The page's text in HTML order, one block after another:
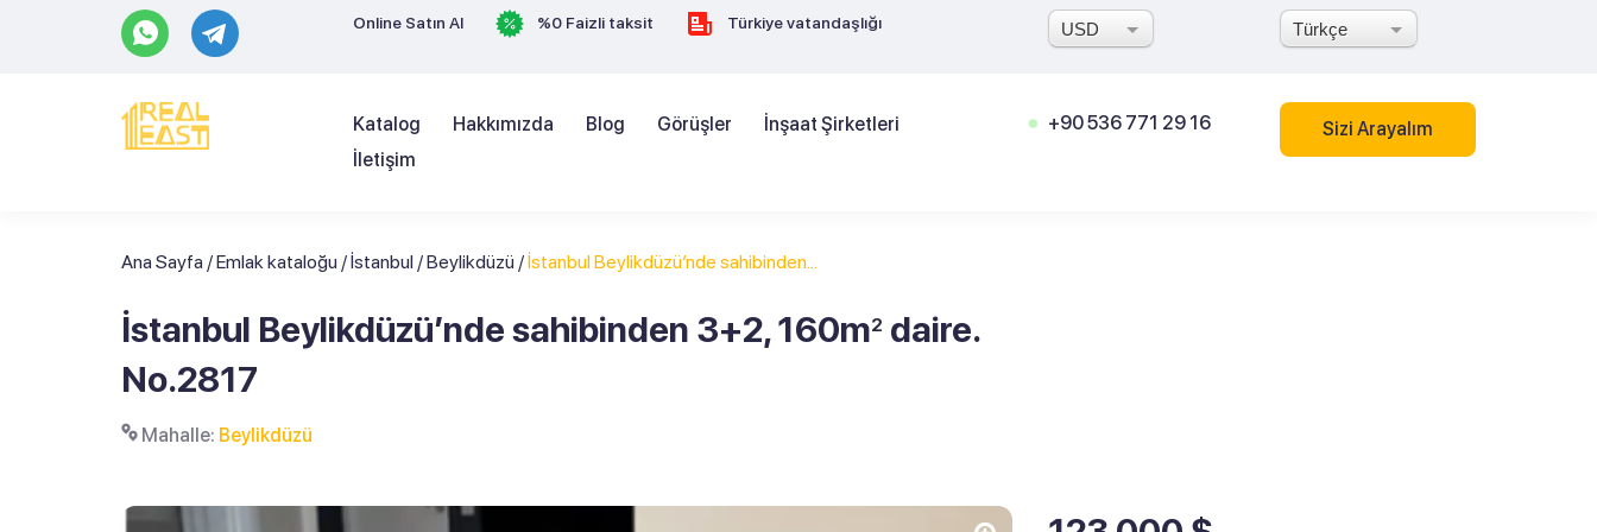
Online Satın Al %0 Faizli taksit Türkiye vatandaşlığı USD Türkçe
Katalog Hakkımızda Blog Görüşler
İnşaat Şirketleri
İletişim
+90 536 771 29 16 Sizi Arayalım
Ana Sayfa /Emlak kataloğu /İstanbul /Beylikdüzü /İstanbul Beylikdüzü’nde sahibinden...
İstanbul Beylikdüzü’nde sahibinden 3+2, 160m2 daire.
No.2817
Mahalle: Beylikdüzü